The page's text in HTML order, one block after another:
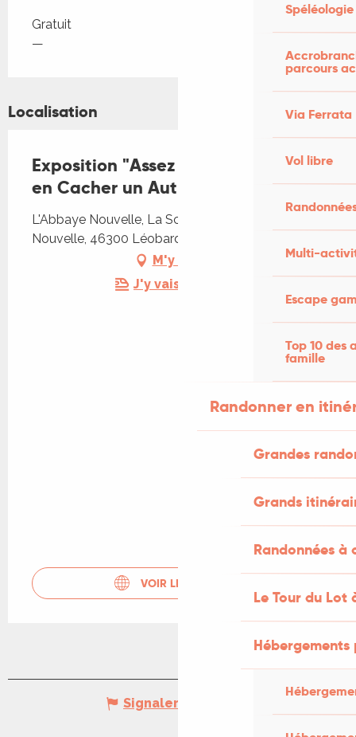
Spéléologie
parcours
Via Ferrata
Vol libre
Multi-
Escape
Top 10 des
famille
Randonner en
Grandes
Grands
Randonnées
Le Tour du Lot
Tarifs 2026
Gratuit
—
Localisation
Exposition "Assez !" d'Un Train Peut
en Cacher un Autre
L'Abbaye Nouvelle, La Scénette, L'Abbaye
Nouvelle, 46300 Léobard
M'y rendre
J'y vais en train !
VOIR LES SITES WEB
Signaler une erreur